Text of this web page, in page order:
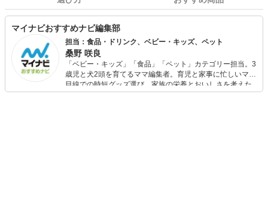
マイナビおすすめナビ編集部
担当：食品・ドリンク、ベビー・キッズ、ペット
桑野 咲良
「ベビー・キッズ」「食品」「ペット」カテゴリー担当。3
歳児と犬2頭を育てるママ編集者。育児と家事に忙しいママ
目線での時短グッズ選び、家族の栄養とおいしさを考えた
食品選び、束の間のリラックスタイムを楽しむためのスイ